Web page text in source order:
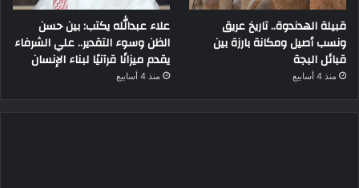
قبيلة الهدندوة.. تاريخ عريق
ونسب أصيل ومكانة بارزة بين
قبائل البجة
منذ 4 أسابيع
علاء عبدالله يكتب: بين حسن
الظن وسوء التقدير.. علي الشرفاء
يقدم ميزانًا قرآنيًا لبناء الإنسان
منذ 4 أسابيع